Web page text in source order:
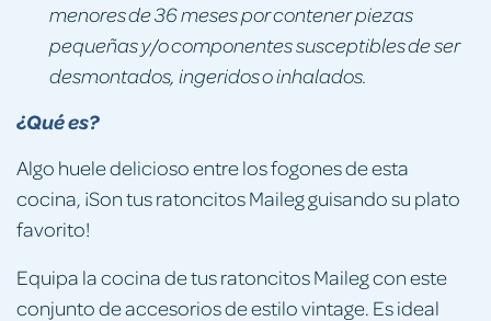
¿Qué es?
Algo huele delicioso entre los fogones de esta
cocina, ¡Son tus ratoncitos Maileg guisando su plato
favorito!
Equipa la cocina de tus ratoncitos Maileg con este
conjunto de accesorios de estilo vintage. Es ideal
menores de 36 meses por contener piezas
pequeñas y/o componentes susceptibles de ser
desmontados, ingeridos o inhalados.